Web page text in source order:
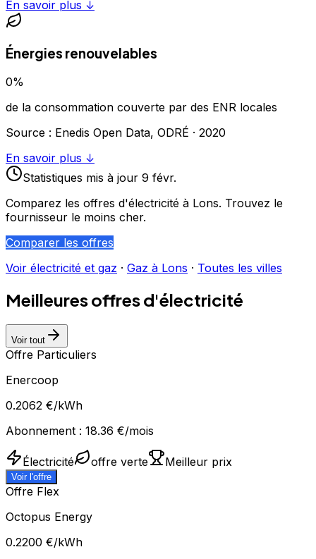
En savoir plus ↓
Énergies renouvelables
0%
de la consommation couverte par des ENR locales
Source : Enedis Open Data, ODRÉ · 2020
En savoir plus ↓
Statistiques mis à jour 9 févr.
Comparez les offres d'électricité à Lons. Trouvez le
fournisseur le moins cher.
Comparer les offres
Voir électricité et gaz · Gaz à Lons · Toutes les villes
Meilleures offres d'électricité
Voir tout
Offre Particuliers
Enercoop
0.2062 €/kWh
Abonnement : 18.36 €/mois
Électricité offre verte Meilleur prix
Voir l'offre
Offre Flex
Octopus Energy
0.2200 €/kWh